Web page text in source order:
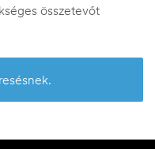
összetevőt